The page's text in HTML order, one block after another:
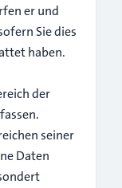
er und
Sie dies
haben.
der
seiner
Daten